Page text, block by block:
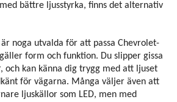
bättre ljusstyrka, finns det alternativ
noga utvalda för att passa Chevrolet-
form och funktion. Du slipper gissa
och kan känna dig trygg med att ljuset
för vägarna. Många väljer även att
ljuskällor som LED, men med